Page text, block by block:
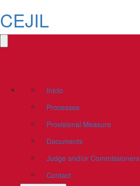
CEJIL
Inicio
Processes
Provisional Measure
Documents
Judge and/or Commissioners
Contact